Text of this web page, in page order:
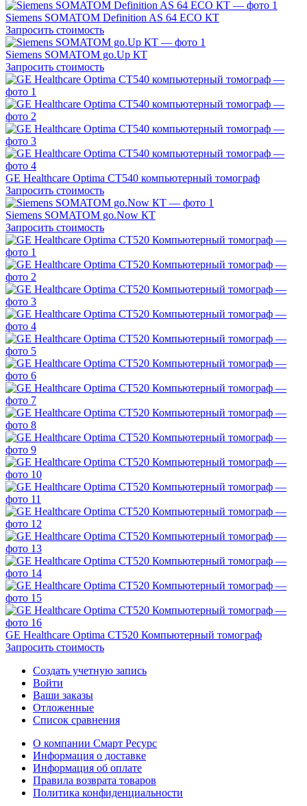
Siemens SOMATOM Definition AS 64 ECO КТ
Запросить стоимость
Siemens SOMATOM go.Up КТ
Запросить стоимость
GE Healthcare Optima CT540 компьютерный томограф
Запросить стоимость
Siemens SOMATOM go.Now КТ
Запросить стоимость
GE Healthcare Optima CT520 Компьютерный томограф
Запросить стоимость
Создать учетную запись
Войти
Ваши заказы
Отложенные
Список сравнения
О компании Смарт Ресурс
Информация о доставке
Информация об оплате
Правила возврата товаров
Политика конфиденциальности